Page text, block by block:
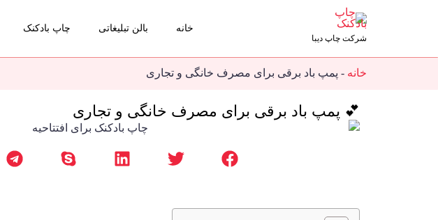
شرکت چاپ دیبا
خانه بالن تبلیغاتی چاپ بادکنک
خانه - پمپ باد برقی برای مصرف خانگی و تجاری
💕 پمپ باد برقی برای مصرف خانگی و تجاری